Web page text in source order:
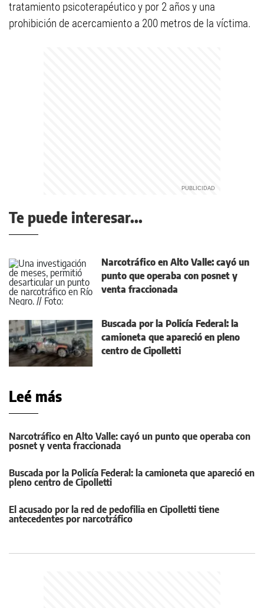
tratamiento psicoterapéutico y por 2 años y una
prohibición de acercamiento a 200 metros de la víctima.
Te puede interesar...
Narcotráfico en Alto Valle: cayó un
punto que operaba con posnet y
venta fraccionada
Buscada por la Policía Federal: la
camioneta que apareció en pleno
centro de Cipolletti
Leé más
Narcotráfico en Alto Valle: cayó un punto que operaba con
posnet y venta fraccionada
Buscada por la Policía Federal: la camioneta que apareció en
pleno centro de Cipolletti
El acusado por la red de pedofilia en Cipolletti tiene
antecedentes por narcotráfico